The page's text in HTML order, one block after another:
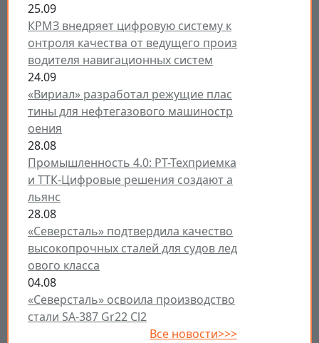
25.09
КРМЗ внедряет цифровую систему к
онтроля качества от ведущего произ
водителя навигационных систем
24.09
«Вириал» разработал режущие плас
тины для нефтегазового машиностр
оения
28.08
Промышленность 4.0: РТ-Техприемка
и ТТК-Цифровые решения создают а
льянс
28.08
«Северсталь» подтвердила качество
высокопрочных сталей для судов лед
ового класса
04.08
«Северсталь» освоила производство
стали SA-387 Gr22 Cl2
Все новости>>>